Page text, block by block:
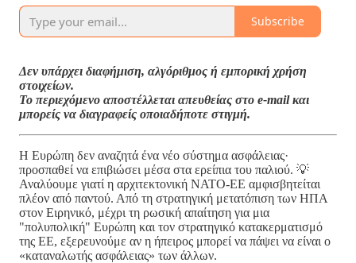
Subscribe
Δεν υπάρχει διαφήμιση, αλγόριθμος ή εμπορική χρήση
στοιχείων.
Το περιεχόμενο αποστέλλεται απευθείας στο e-mail και
μπορείς να διαγραφείς οποιαδήποτε στιγμή.
Η Ευρώπη δεν αναζητά ένα νέο σύστημα ασφάλειας·
προσπαθεί να επιβιώσει μέσα στα ερείπια του παλιού. 💡
Αναλύουμε γιατί η αρχιτεκτονική ΝΑΤΟ-ΕΕ αμφισβητείται
πλέον από παντού. Από τη στρατηγική μετατόπιση των ΗΠΑ
στον Ειρηνικό, μέχρι τη ρωσική απαίτηση για μια
"πολυπολική" Ευρώπη και τον στρατηγικό κατακερματισμό
της ΕΕ, εξερευνούμε αν η ήπειρος μπορεί να πάψει να είναι ο
«καταναλωτής ασφάλειας» των άλλων.